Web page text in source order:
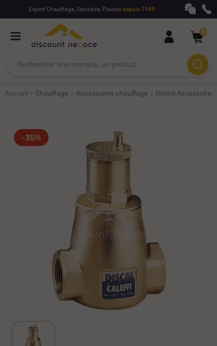
Expert Chauffage, Sanitaire, Piscine depuis 1949
0
Accueil Chauffage Accessoires chauffage Divers
-35%